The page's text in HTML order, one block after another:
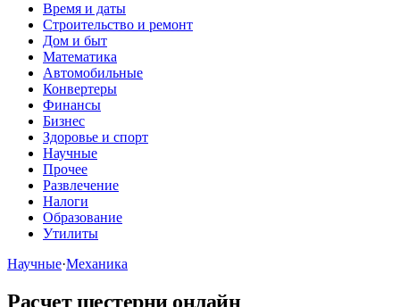
Время и даты
Строительство и ремонт
Дом и быт
Математика
Автомобильные
Конвертеры
Финансы
Бизнес
Здоровье и спорт
Научные
Прочее
Развлечение
Налоги
Образование
Утилиты
Научные·Механика
Расчет шестерни онлайн